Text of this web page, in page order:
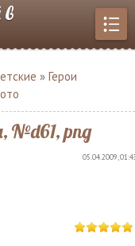
» Герои
№d61, png
05.04.2009,